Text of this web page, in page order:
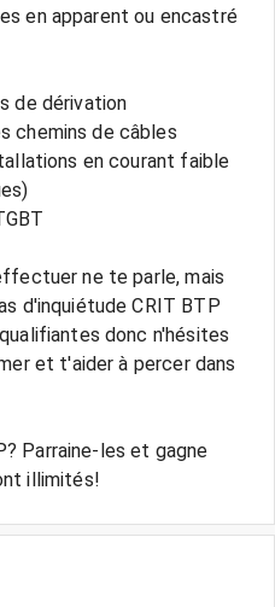
en apparent ou encastré
de dérivation
chemins de câbles
en courant faible
ne te parle, mais
d'inquiétude CRIT BTP
donc n'hésites
et t'aider à percer dans
Parraine-les et gagne
illimités!